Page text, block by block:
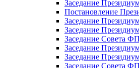
Заседание
Постановление
Заседание
Заседание
Заседание Совета
Заседание
Заседание
Заседание Совета